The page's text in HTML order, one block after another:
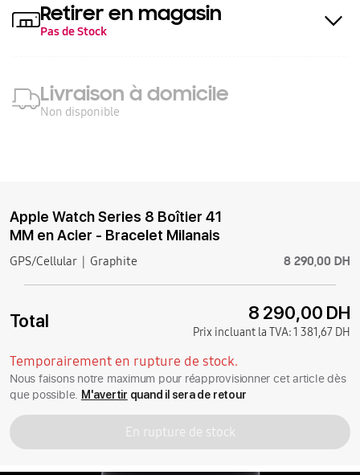
Retirer en magasin
Pas de Stock
Livraison à domicile
Non disponible
Apple Watch Series 8 Boîtier 41
MM en Acier - Bracelet Milanais
GPS/Cellular Graphite 8 290,00 DH
Total 8 290,00 DH
Prix incluant la TVA:1 381,67 DH
Temporairement en rupture de stock.
Nous faisons notre maximum pour réapprovisionner cet article dès
que possible. M'avertir quand il sera de retour
En rupture de stock